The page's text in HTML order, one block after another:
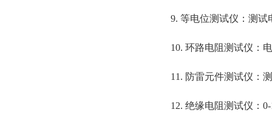
9. 等电位测试仪：测
10. 环路电阻测试仪：
11. 防雷元件测试仪：
12. 绝缘电阻测试仪：